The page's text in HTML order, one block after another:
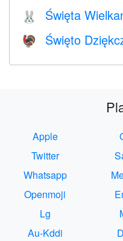
🐰 Święta
🦃 Święto
Apple
Twitter
Whatsapp
Openmoji
Lg
Au-Kddi